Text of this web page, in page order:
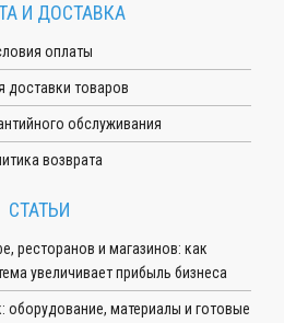
И ДОСТАВКА
оплаты
доставки товаров
обслуживания
возврата
СТАТЬИ
ресторанов и магазинов: как
увеличивает прибыль бизнеса
оборудование, материалы и готовые